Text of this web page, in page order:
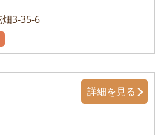
3-35-6
詳細を見る